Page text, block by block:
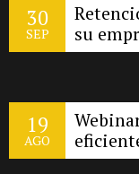
30
SEP
su
multas
19
AGO